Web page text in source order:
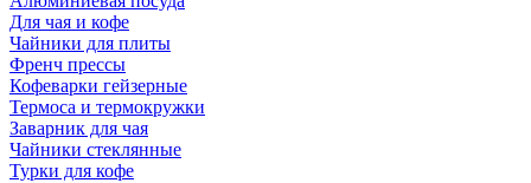
Для чая и кофе
Чайники для плиты
Френч прессы
Кофеварки гейзерные
Термоса и термокружки
Заварник для чая
Чайники стеклянные
Турки для кофе